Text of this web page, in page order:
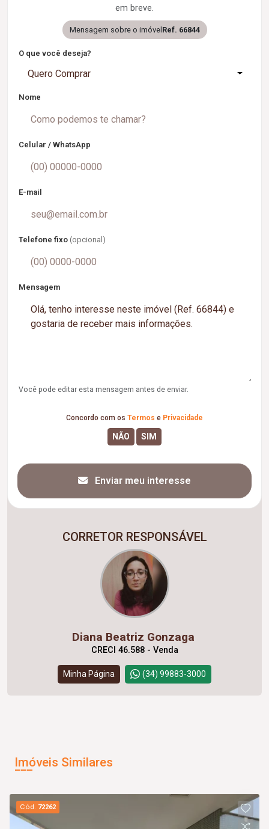
em breve.
Mensagem sobre o imóvelRef. 66844
O que você deseja?
Quero Comprar
Nome
Celular / WhatsApp
E-mail
Telefone fixo (opcional)
Mensagem
Você pode editar esta mensagem antes de enviar.
Concordo com os Termos e Privacidade
Enviar meu interesse
CORRETOR RESPONSÁVEL
Diana Beatriz Gonzaga
CRECI 46.588 - Venda
Minha Página (34) 99883-3000
Imóveis Similares
Cód. 72262